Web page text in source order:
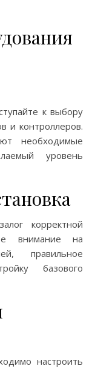
к выбору
и контроллеров.
необходимые
уровень
корректной
внимание на
правильное
базового
настроить